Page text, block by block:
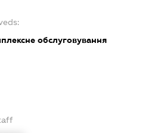
обслуговування